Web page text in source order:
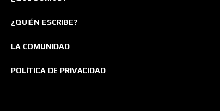
¿QUIÉN ESCRIBE?
LA COMUNIDAD
POLÍTICA DE PRIVACIDAD